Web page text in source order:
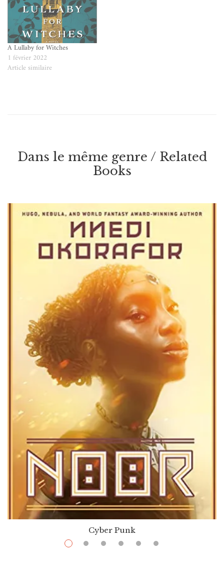
A Lullaby for Witches
1 février 2022
Article similaire
Dans le même genre / Related
Books
Cyber Punk
$ 13.99 $36.00